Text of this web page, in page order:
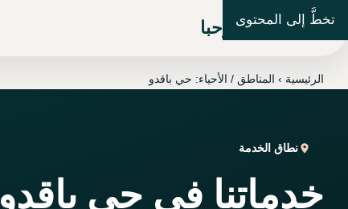
تخطَّ إلى المحتوى
شركة مرحبا
الرئيسية › المناطق / الأحياء: حي باقدو
نطاق الخدمة
خدماتنا في حي باقدو